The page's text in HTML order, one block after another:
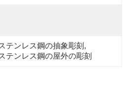
テンレス鋼の抽象彫刻 ,
テンレス鋼の屋外の彫刻